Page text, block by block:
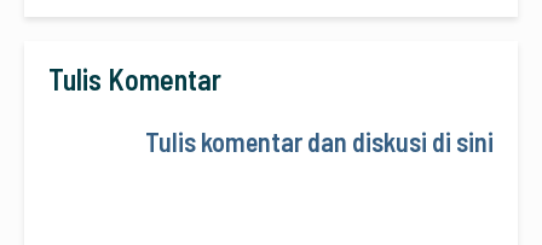
Tulis Komentar
Tulis komentar dan diskusi di sini